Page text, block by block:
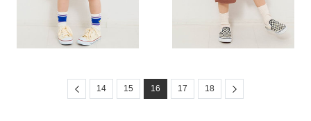
Previous
14 15 16 17 18